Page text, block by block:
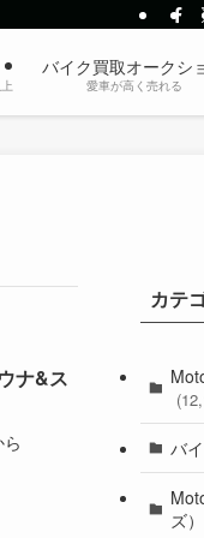
バイク買取オークシ
愛車が高く売れる
ナ&ス
カテ
バ
ズ